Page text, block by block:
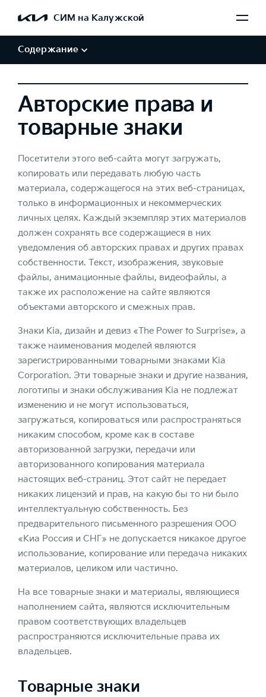
СИМ на Калужской
Содержание
Авторские права и товарные знаки
Авторские права и
товарные знаки
Посетители этого веб-сайта могут загружать,
копировать или передавать любую часть
материала, содержащегося на этих веб-страницах,
только в информационных и некоммерческих
личных целях. Каждый экземпляр этих материалов
должен сохранять все содержащиеся в них
уведомления об авторских правах и других правах
собственности. Текст, изображения, звуковые
файлы, анимационные файлы, видеофайлы, а
также их расположение на сайте являются
объектами авторского и смежных прав.
Знаки Kia, дизайн и девиз «The Power to Surprise», а
также наименования моделей являются
зарегистрированными товарными знаками Kia
Corporation. Эти товарные знаки и другие названия,
логотипы и знаки обслуживания Kia не подлежат
изменению и не могут использоваться,
загружаться, копироваться или распространяться
никаким способом, кроме как в составе
авторизованной загрузки, передачи или
авторизованного копирования материала
настоящих веб-страниц. Этот сайт не передает
никаких лицензий и прав, на какую бы то ни было
интеллектуальную собственность. Без
предварительного письменного разрешения ООО
«Киа Россия и СНГ» не допускается никакое другое
использование, копирование или передача никаких
материалов, целиком или частично.
На все товарные знаки и материалы, являющиеся
наполнением сайта, являются исключительным
правом соответствующих владельцев
распространяются исключительные права их
владельцев.
Товарные знаки